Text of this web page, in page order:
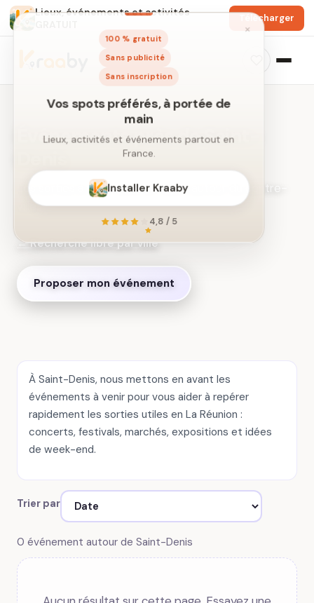
Lieux, événements et activités
Télécharger
×
100 % gratuit
Sans publicité
Sans inscription
Vos spots préférés, à portée de
main
Lieux, activités et événements partout en
Événements près de Saint-
Les sorties à venir dans un rayon autour du centre-
ville.
← Recherche libre par ville
Proposer mon événement
À Saint-Denis, nous mettons en avant les
événements à venir pour vous aider à repérer
rapidement les sorties utiles en La Réunion :
concerts, festivals, marchés, expositions et idées
de week-end.
Trier par
0 événement autour de Saint-Denis